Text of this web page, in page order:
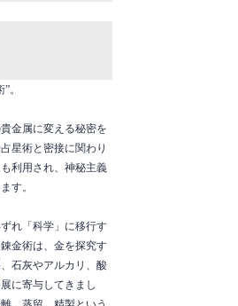
。
金属に変える秘密を
星術と密接に関わり
利用され、神秘主義
す。
れ「科学」に移行す
金術は、金を探究す
石灰やアルカリ、酸
に寄与してきまし